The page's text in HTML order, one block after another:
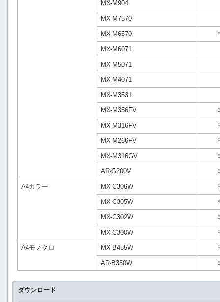
MX-M904
MX-M7570
MX-M6570
MX-M6071
MX-M5071
MX-M4071
MX-M3531
MX-M356FV
MX-M316FV
MX-M266FV
MX-M316GV
AR-G200V
A4カラー MX-C306W
MX-C305W
MX-C302W
MX-C300W
A4モノクロ MX-B455W
AR-B350W
ダウンロード